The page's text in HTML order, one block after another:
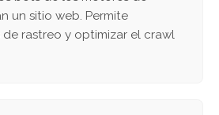
un sitio web. Permite
rastreo y optimizar el crawl